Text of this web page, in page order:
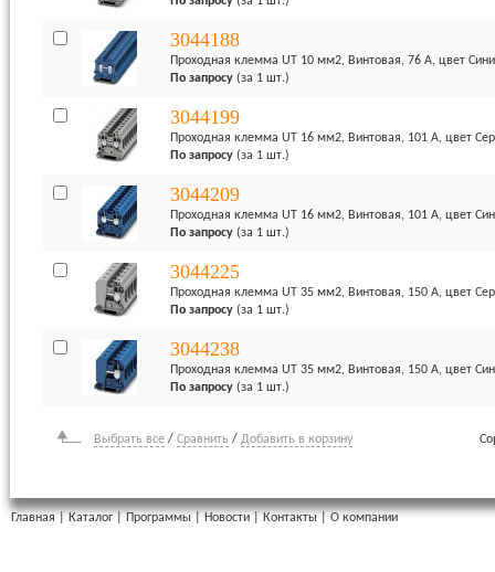
3044188
Проходная клемма UT 10 мм2, Винтовая, 76 А, цвет
По запросу (за 1 шт.)
3044199
Проходная клемма UT 16 мм2, Винтовая, 101 А, цвет
По запросу (за 1 шт.)
3044209
Проходная клемма UT 16 мм2, Винтовая, 101 А, цвет
По запросу (за 1 шт.)
3044225
Проходная клемма UT 35 мм2, Винтовая, 150 А, цвет
По запросу (за 1 шт.)
3044238
Проходная клемма UT 35 мм2, Винтовая, 150 А, цвет
По запросу (за 1 шт.)
Выбрать все / Сравнить / Добавить в корзину
Главная | Каталог | Программы | Новости | Контакты | О компании